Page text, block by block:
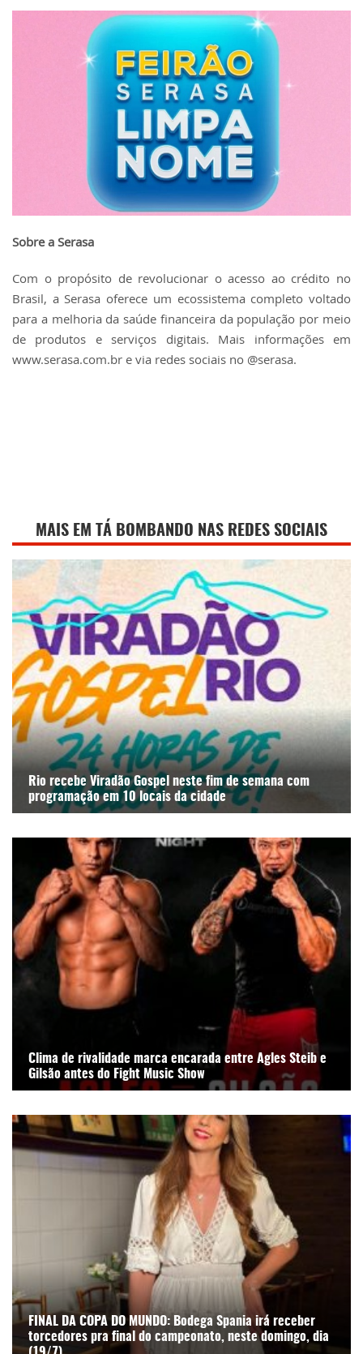
Sobre a Serasa
Com o propósito de revolucionar o acesso ao crédito no
Brasil, a Serasa oferece um ecossistema completo voltado
para a melhoria da saúde financeira da população por meio
de produtos e serviços digitais. Mais informações em
www.serasa.com.br e via redes sociais no @serasa.
MAIS EM TÁ BOMBANDO NAS REDES SOCIAIS
Rio recebe Viradão Gospel neste fim de semana com
programação em 10 locais da cidade
Clima de rivalidade marca encarada entre Agles Steib e
Gilsão antes do Fight Music Show
FINAL DA COPA DO MUNDO: Bodega Spania irá receber
torcedores pra final do campeonato, neste domingo, dia